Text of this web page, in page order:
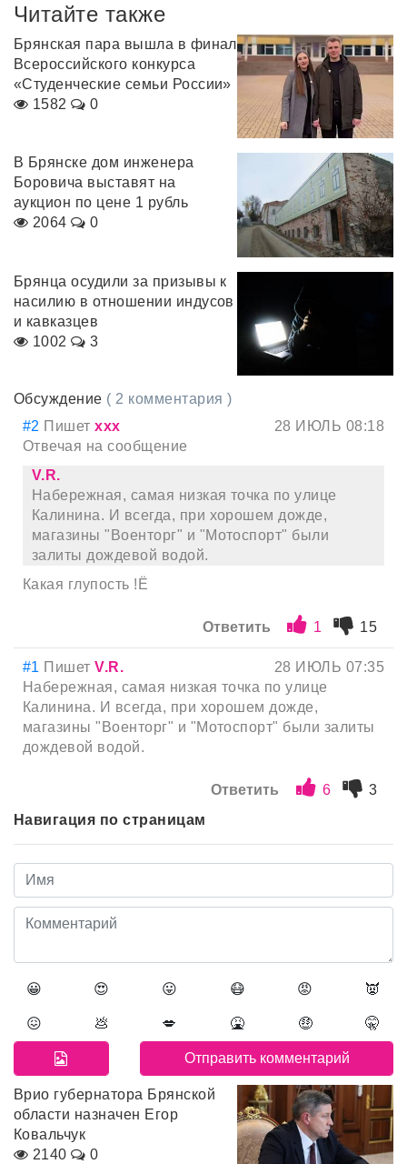
Читайте также
Брянская пара вышла в финал
Всероссийского конкурса
«Студенческие семьи России»
1582
0
В Брянске дом инженера
Боровича выставят на
аукцион по цене 1 рубль
2064
0
Брянца осудили за призывы к
насилию в отношении индусов
и кавказцев
1002
3
Обсуждение ( 2 комментария )
#2 Пишетххх
28 ИЮЛЬ 08:18
Отвечая на сообщение
V.R.
Набережная, самая низкая точка по улице
Калинина. И всегда, при хорошем дожде,
магазины "Военторг" и "Мотоспорт" были
залиты дождевой водой.
Какая глупость !Ё
Ответить 1 15
#1 ПишетV.R.
28 ИЮЛЬ 07:35
Набережная, самая низкая точка по улице
Калинина. И всегда, при хорошем дожде,
магазины "Военторг" и "Мотоспорт" были залиты
дождевой водой.
Ответить 6
3
Навигация по страницам
😀 😍 😛 😷 😡 👿
😖 💩 💋 🤮 🤑 🤫
Врио губернатора Брянской
области назначен Егор
Ковальчук
2140
0